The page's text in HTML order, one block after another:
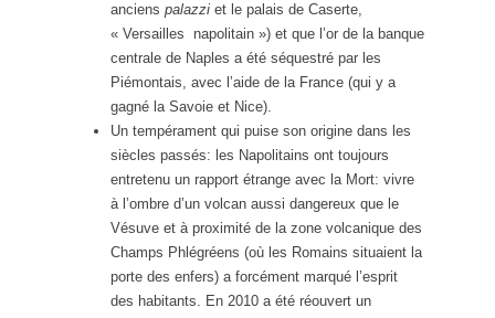
anciens palazzi et le palais de Caserte,
« Versailles napolitain ») et que l’or de la banque
centrale de Naples a été séquestré par les
Piémontais, avec l’aide de la France (qui y a
gagné la Savoie et Nice).
Un tempérament qui puise son origine dans les
siècles passés: les Napolitains ont toujours
entretenu un rapport étrange avec la Mort: vivre
à l’ombre d’un volcan aussi dangereux que le
Vésuve et à proximité de la zone volcanique des
Champs Phlégréens (où les Romains situaient la
porte des enfers) a forcément marqué l’esprit
des habitants. En 2010 a été réouvert un